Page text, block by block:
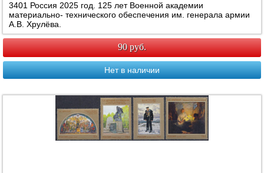
3401 Россия 2025 год. 125 лет Военной академии
материально- технического обеспечения им. генерала армии
А.В. Хрулёва.
90 руб.
Нет в наличии